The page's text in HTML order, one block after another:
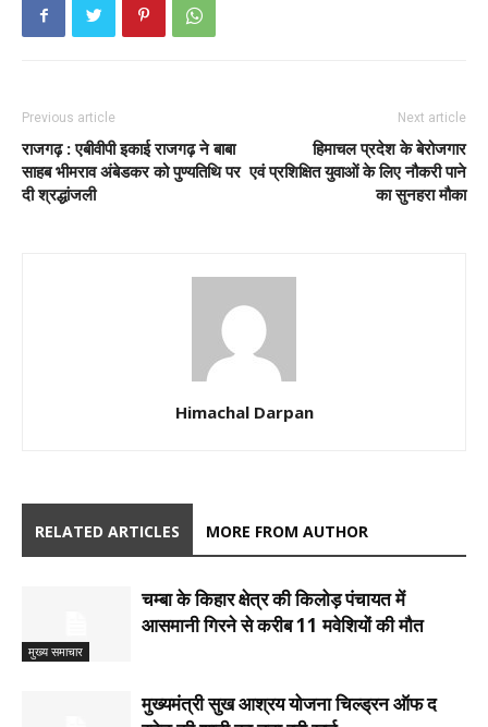
Previous article
राजगढ़ : एबीवीपी इकाई राजगढ़ ने बाबा
साहब भीमराव अंबेडकर को पुण्यतिथि पर
दी श्रद्धांजली
Next article
हिमाचल प्रदेश के बेरोजगार
एवं प्रशिक्षित युवाओं के लिए नौकरी पाने
का सुनहरा मौका
Himachal Darpan
RELATED ARTICLES MORE FROM AUTHOR
मुख्य समाचार
चम्बा के किहार क्षेत्र की किलोड़ पंचायत में
आसमानी गिरने से करीब 11 मवेशियों की मौत
मुख्यमंत्री सुख आश्रय योजना चिल्ड्रन ऑफ द